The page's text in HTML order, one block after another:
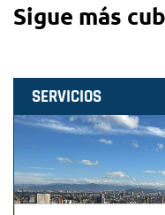
Sigue más
SERVICIOS